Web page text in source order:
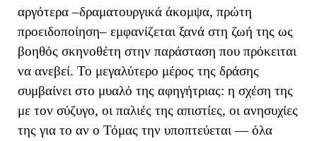
αργότερα –δραματουργικά άκομψα, πρώτη
προειδοποίηση– εμφανίζεται ξανά στη ζωή της ως
βοηθός σκηνοθέτη στην παράσταση που πρόκειται
να ανεβεί. Το μεγαλύτερο μέρος της δράσης
συμβαίνει στο μυαλό της αφηγήτριας: η σχέση της
με τον σύζυγο, οι παλιές της απιστίες, οι ανησυχίες
της για το αν ο Τόμας την υποπτεύεται — όλα